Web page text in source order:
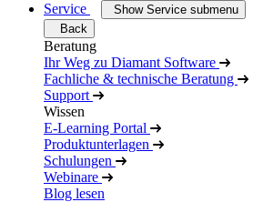
Service
Show Service submenu
Back
Beratung
Ihr Weg zu Diamant Software
Fachliche & technische Beratung
Support
Wissen
E-Learning Portal
Produktunterlagen
Schulungen
Webinare
Blog lesen